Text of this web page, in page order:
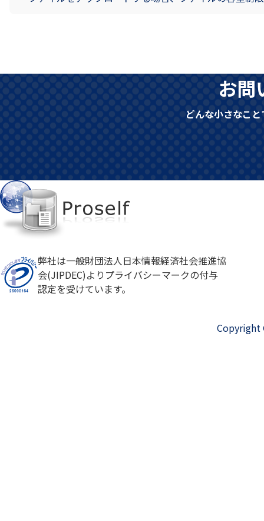
お問
どんな小さなこ
弊社は一般財団法人日本情報経済社会推進協
会(JIPDEC)よりプライバシーマークの付与
認定を受けています。
Copyright